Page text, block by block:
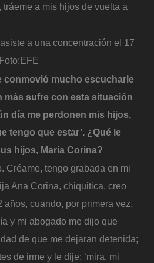
a mis hijos de vuelta a
a una concentración el 17
Foto:EFE
conmovió mucho escucharle
más sufre con esta situación
día me perdonen mis hijos,
tengo que estar’. ¿Qué le
hijos, María Corina?
Créame, tengo grabada en mi
Ana Corina, chiquitica, creo
años, cuando, por primera vez,
y mi abogado me dijo que
de que me dejaran detenida;
de irme y le dije: ‘mira, mi